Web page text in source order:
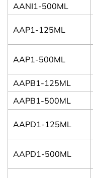
AANI1-500ML
AAP1-125ML
AAP1-500ML
AAPB1-125ML
AAPB1-500ML
AAPD1-125ML
AAPD1-500ML